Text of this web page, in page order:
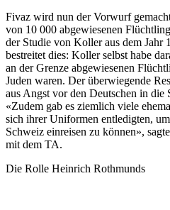
Fivaz wird nun der Vorwurf
von 10 000 abgewiesenen
der Studie von Koller aus dem Jahr
bestreitet dies: Koller selbst habe
an der Grenze abgewiesenen
Juden waren. Der überwiegende
aus Angst vor den Deutschen in
«Zudem gab es ziemlich viele
sich ihrer Uniformen entledigten,
Schweiz einreisen zu können»,
mit dem TA.
Die Rolle Heinrich Rothmunds